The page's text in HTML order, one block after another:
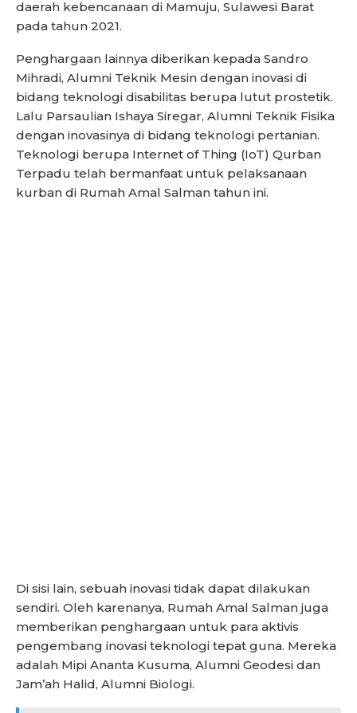
daerah kebencanaan di Mamuju, Sulawesi Barat
pada tahun 2021.
Penghargaan lainnya diberikan kepada Sandro
Mihradi, Alumni Teknik Mesin dengan inovasi di
bidang teknologi disabilitas berupa lutut prostetik.
Lalu Parsaulian Ishaya Siregar, Alumni Teknik Fisika
dengan inovasinya di bidang teknologi pertanian.
Teknologi berupa Internet of Thing (IoT) Qurban
Terpadu telah bermanfaat untuk pelaksanaan
kurban di Rumah Amal Salman tahun ini.
Di sisi lain, sebuah inovasi tidak dapat dilakukan
sendiri. Oleh karenanya, Rumah Amal Salman juga
memberikan penghargaan untuk para aktivis
pengembang inovasi teknologi tepat guna. Mereka
adalah Mipi Ananta Kusuma, Alumni Geodesi dan
Jam’ah Halid, Alumni Biologi.